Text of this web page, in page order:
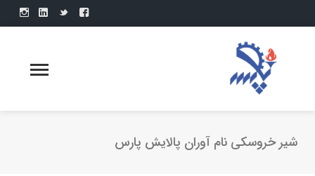
شیر خروسکی نام آوران پالایش پارس